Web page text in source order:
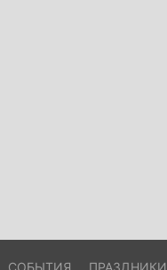
СОБЫТИЯ ПРАЗДНИКИ